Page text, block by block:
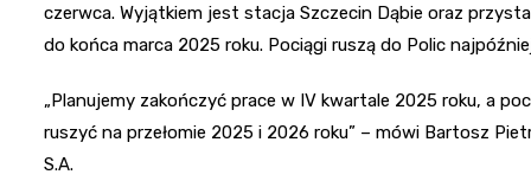
czerwca. Wyjątkiem jest stacja Szczecin Dąbie oraz
do końca marca 2025 roku. Pociągi ruszą do Polic
„Planujemy zakończyć prace w IV kwartale 2025 roku, a
ruszyć na przełomie 2025 i 2026 roku” – mówi Bartosz
S.A.